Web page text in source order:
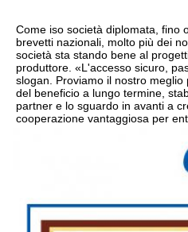
Come iso società diplomata, fino
brevetti nazionali, molto più dei
società sta stando bene al
produttore. «L'accesso sicuro,
slogan. Proviamo il nostro
del beneficio a lungo termine,
partner e lo sguardo in avanti a
cooperazione vantaggiosa per